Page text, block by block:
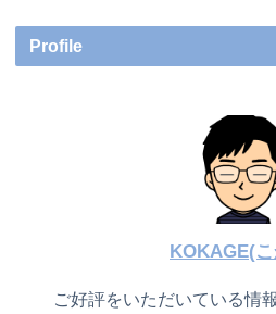
Profile
KOKAGE(
ご好評をいただいている情